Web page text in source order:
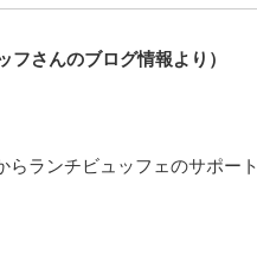
フさんのブログ情報より）
らランチビュッフェのサポート